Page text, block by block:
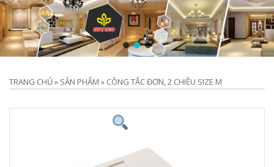
TRANG CHỦ» SẢN PHẨM » CÔNG TẮC ĐƠN, 2 CHIỀU SIZE M